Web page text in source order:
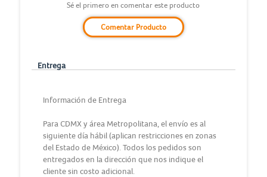
Sé el primero en comentar este producto
Comentar Producto
Entrega
Información de Entrega
Para CDMX y área Metropolitana, el envío es al
siguiente día hábil (aplican restricciones en zonas
del Estado de México). Todos los pedidos son
entregados en la dirección que nos indique el
cliente sin costo adicional.